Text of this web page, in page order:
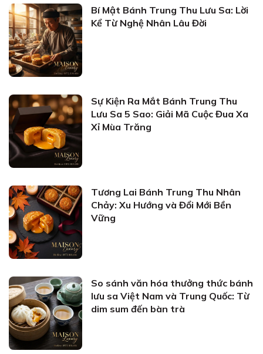
Bí Mật Bánh Trung Thu Lưu Sa: Lời
Kể Từ Nghệ Nhân Lâu Đời
Sự Kiện Ra Mắt Bánh Trung Thu
Lưu Sa 5 Sao: Giải Mã Cuộc Đua Xa
Xỉ Mùa Trăng
Tương Lai Bánh Trung Thu Nhân
Chảy: Xu Hướng và Đổi Mới Bền
Vững
So sánh văn hóa thưởng thức bánh
lưu sa Việt Nam và Trung Quốc: Từ
dim sum đến bàn trà